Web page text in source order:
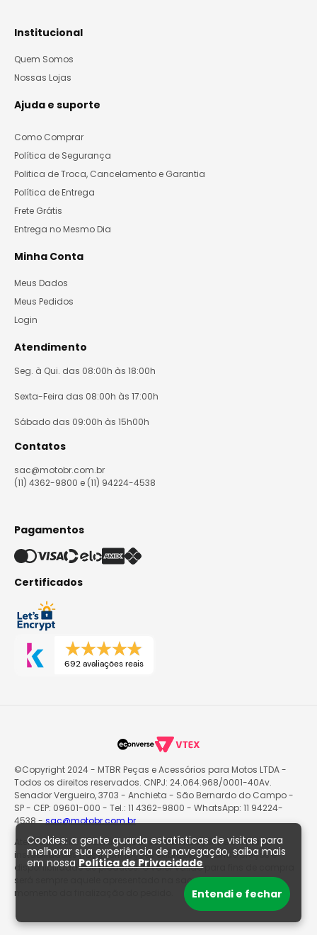
Cookies: a gente guarda estatísticas de visitas para
melhorar sua experiência de navegação, saiba mais
em nossa Política de Privacidade
Entendi e fechar
Institucional
Quem Somos
Nossas Lojas
Ajuda e suporte
Como Comprar
Política de Segurança
Politica de Troca, Cancelamento e Garantia
Política de Entrega
Frete Grátis
Entrega no Mesmo Dia
Minha Conta
Meus Dados
Meus Pedidos
Login
Atendimento
Seg. à Qui. das 08:00h às 18:00h
Sexta-Feira das 08:00h às 17:00h
Sábado das 09:00h às 15h00h
Contatos
sac@motobr.com.br
(11) 4362-9800 e (11) 94224-4538
Pagamentos
Certificados
692 avaliações reais
©Copyright 2024 - MTBR Peças e Acessórios para Motos LTDA -
Todos os direitos reservados. CNPJ: 24.064.968/0001-40Av.
Senador Vergueiro, 3703 - Anchieta - São Bernardo do Campo -
SP - CEP: 09601-000 - Tel.: 11 4362-9800 - WhatsApp: 11 94224-
4538 -sac@motobr.com.br
Atenção: O site poderá passar por atualizações e eventuais
instabilidades nas informações exibidas, incluindo preços e
disponibilidade de produtos. O valor válido para fins de compra
será sempre aquele apresentado na sacola de produtos no
momento da finalização do pedido.